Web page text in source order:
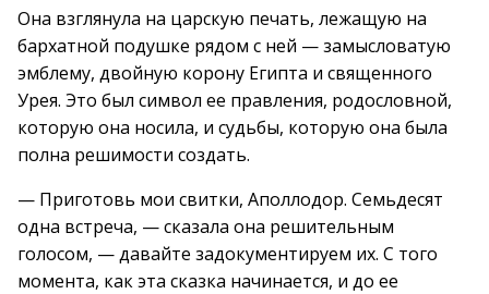
Она взглянула на царскую печать, лежащую на
бархатной подушке рядом с ней — замысловатую
эмблему, двойную корону Египта и священного
Урея. Это был символ ее правления, родословной,
которую она носила, и судьбы, которую она была
полна решимости создать.
— Приготовь мои свитки, Аполлодор. Семьдесят
одна встреча, — сказала она решительным
голосом, — давайте задокументируем их. С того
момента, как эта сказка начинается, и до ее